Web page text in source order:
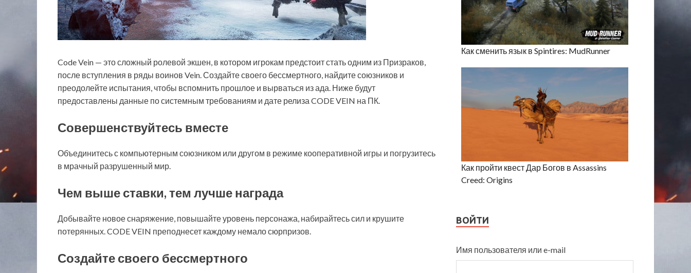
Code Vein — это сложный ролевой экшен, в котором игрокам предстоит стать одним из Призраков,
после вступления в ряды воинов Vein. Создайте своего бессмертного, найдите союзников и
преодолейте испытания, чтобы вспомнить прошлое и вырваться из ада. Ниже будут
предоставлены данные по системным требованиям и дате релиза CODE VEIN на ПК.
Совершенствуйтесь вместе
Объединитесь с компьютерным союзником или другом в режиме кооперативной игры и погрузитесь
в мрачный разрушенный мир.
Чем выше ставки, тем лучше награда
Добывайте новое снаряжение, повышайте уровень персонажа, набирайтесь сил и крушите
потерянных. CODE VEIN преподнесет каждому немало сюрпризов.
Создайте своего бессмертного
Как сменить язык в Spintires: MudRunner
Как пройти квест Дар Богов в Assassins
Creed: Origins
ВОЙТИ
Имя пользователя или e-mail